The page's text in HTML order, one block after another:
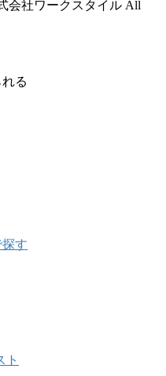
会社ワークスタイル All
る
す
ト